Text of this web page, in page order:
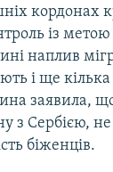
кордонах
із
наплив
і ще кілька
заявила,
з Сербією,
біженців.